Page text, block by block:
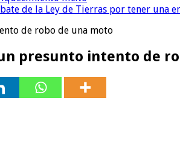
de la Ley de Tierras por tener una
de robo de una moto
presunto intento de